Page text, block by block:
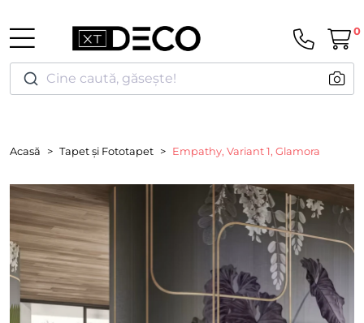
Cine caută, găsește!
0
Acasă Tapet și Fototapet Empathy, Variant 1, Glamora